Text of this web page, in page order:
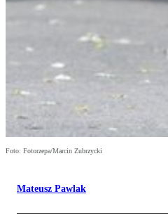
Foto: Fotorzepa/Marcin Zubrzycki
Mateusz Pawlak